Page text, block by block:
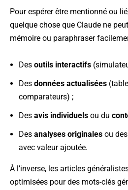
Pour espérer être mentionné ou
quelque chose que Claude ne
mémoire ou paraphraser
Desoutils interactifs
Desdonnées actualisées
comparateurs) ;
Desavis individuels ou du
Desanalyses originales ou
avec valeur ajoutée.
À l’inverse, les articles
optimisées pour des mots-clés